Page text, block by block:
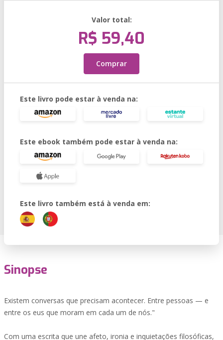
Valor total:
R$ 59,40
Comprar
Este livro pode estar à venda na:
Este ebook também pode estar à venda na:
Este livro também está à venda em:
Sinopse
Existem conversas que precisam acontecer. Entre pessoas — e
entre os eus que moram em cada um de nós."
Com uma escrita que une afeto, ironia e inquietações filosóficas,